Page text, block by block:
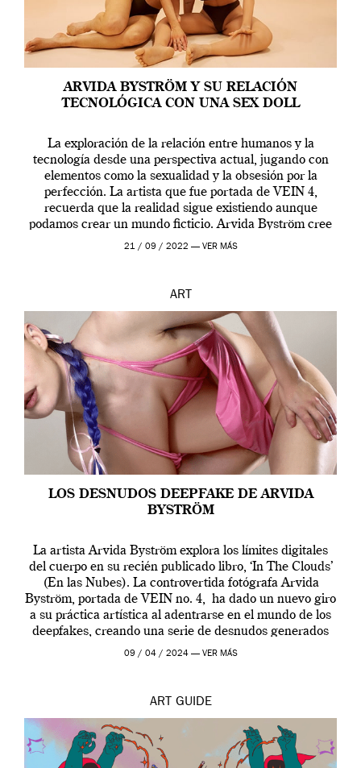
ARVIDA BYSTRÖM Y SU RELACIÓN
TECNOLÓGICA CON UNA SEX DOLL
La exploración de la relación entre humanos y la
tecnología desde una perspectiva actual, jugando con
elementos como la sexualidad y la obsesión por la
perfección. La artista que fue portada de VEIN 4,
recuerda que la realidad sigue existiendo aunque
podamos crear un mundo ficticio. Arvida Byström cree
que los humanos tienen un complejo […]
21 / 09 / 2022 — VER MÁS
ART
LOS DESNUDOS DEEPFAKE DE ARVIDA
BYSTRÖM
La artista Arvida Byström explora los límites digitales
del cuerpo en su recién publicado libro, ‘In The Clouds’
(En las Nubes). La controvertida fotógrafa Arvida
Byström, portada de VEIN no. 4, ha dado un nuevo giro
a su práctica artística al adentrarse en el mundo de los
deepfakes, creando una serie de desnudos generados
por […]
09 / 04 / 2024 — VER MÁS
ART GUIDE